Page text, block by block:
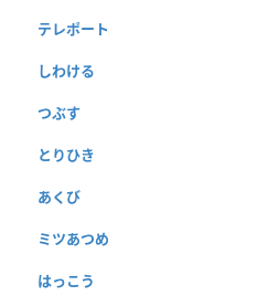
テレポート
しわける
つぶす
とりひき
あくび
ミツあつめ
はっこう